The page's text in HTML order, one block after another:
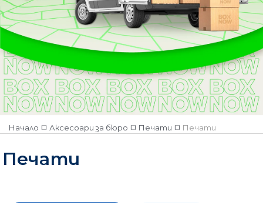
Начало Аксесоари за бюро Печати Печати
Печати